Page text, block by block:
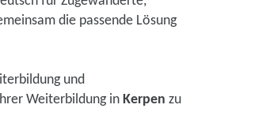
die passende Lösung
und
Weiterbildung in Kerpen zu